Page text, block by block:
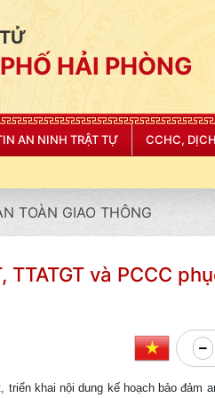
HẢI PHÒNG
AN NINH TRẬT TỰ CCHC,
TOÀN GIAO THÔNG
và PCCC
khai nội dung kế hoạch bảo đảm